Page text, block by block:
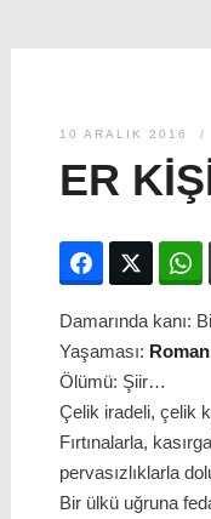
10 ARALIK 2016
ER
FacebookTwitter
Damarında kanı:
Yaşaması: Roman
Ölümü: Şiir…
Çelik iradeli, çelik
Fırtınalarla,
pervasızlıklarla
Bir ülkü uğruna